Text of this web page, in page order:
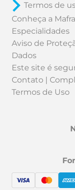
Termos de
Conheça a Mafra
Especialidades
Aviso de
Dados
Este site é
Contato |
Termos de Uso